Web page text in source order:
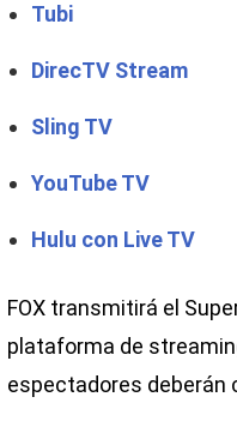
Tubi
DirecTV Stream
Sling TV
YouTube TV
Hulu con Live TV
FOX transmitirá el
plataforma de
espectadores deberán